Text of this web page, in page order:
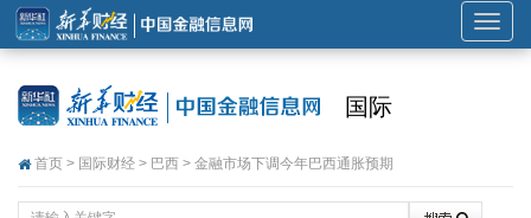
展
开
国际
首页 > 国际财经 > 巴西 > 金融市场下调今年巴西通胀预期